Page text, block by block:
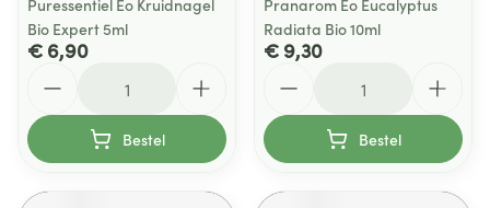
Puressentiel Eo Kruidnagel
Bio Expert 5ml
€ 6,90
Bestel
Pranarom Eo Eucalyptus
Radiata Bio 10ml
€ 9,30
Bestel